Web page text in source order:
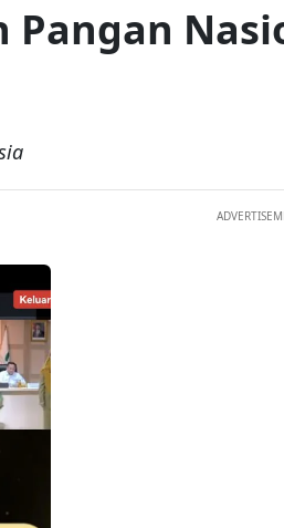
Pangan